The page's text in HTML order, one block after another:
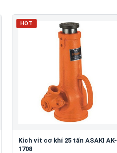
HOT
Kích vít cơ khí 25 tấn ASAKI AK-
1708